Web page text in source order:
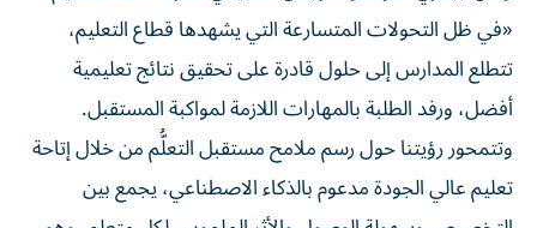
«في ظل التحولات المتسارعة التي يشهدها قطاع التعليم،
تتطلع المدارس إلى حلول قادرة على تحقيق نتائج تعليمية
أفضل، ورفد الطلبة بالمهارات اللازمة لمواكبة المستقبل.
وتتمحور رؤيتنا حول رسم ملامح مستقبل التعلُّم من خلال إتاحة
تعليم عالي الجودة مدعوم بالذكاء الاصطناعي، يجمع بين